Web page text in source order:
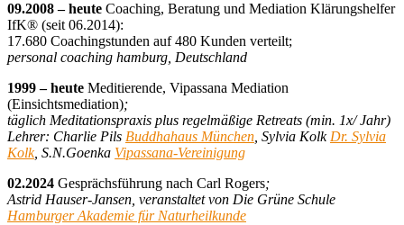
09.2008 – heute Coaching, Beratung und Mediation Klärungshelfer
IfK® (seit 06.2014):
17.680 Coachingstunden auf 480 Kunden verteilt;
personal coaching hamburg, Deutschland
1999 – heute Meditierende, Vipassana Mediation
(Einsichtsmediation);
täglich Meditationspraxis plus regelmäßige Retreats (min. 1x/ Jahr)
Lehrer: Charlie Pils Buddhahaus München, Sylvia KolkDr. Sylvia
Kolk, S.N.Goenka Vipassana-Vereinigung
02.2024 Gesprächsführung nach Carl Rogers;
Astrid Hauser-Jansen, veranstaltet von Die Grüne Schule
Hamburger Akademie für Naturheilkunde